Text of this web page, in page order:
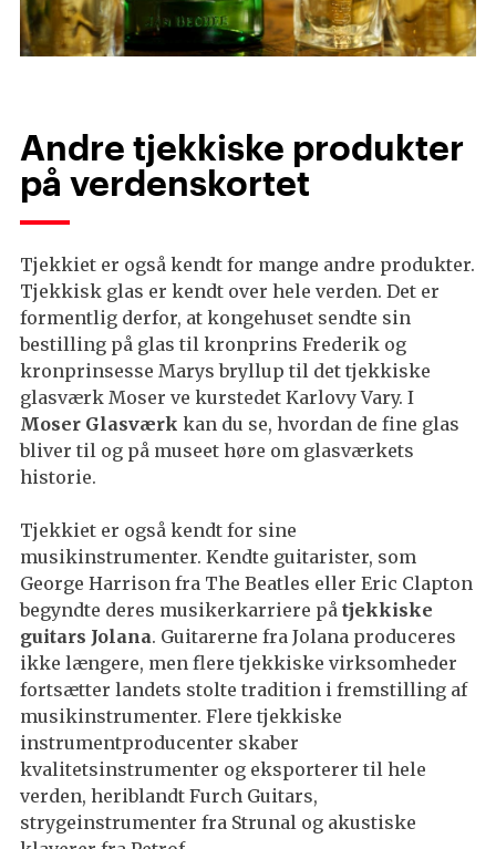
Andre tjekkiske produkter
på verdenskortet
Tjekkiet er også kendt for mange andre produkter.
Tjekkisk glas er kendt over hele verden. Det er
formentlig derfor, at kongehuset sendte sin
bestilling på glas til kronprins Frederik og
kronprinsesse Marys bryllup til det tjekkiske
glasværk Moser ve kurstedet Karlovy Vary. I
Moser Glasværk kan du se, hvordan de fine glas
bliver til og på museet høre om glasværkets
historie.
Tjekkiet er også kendt for sine
musikinstrumenter. Kendte guitarister, som
George Harrison fra The Beatles eller Eric Clapton
begyndte deres musikerkarriere på tjekkiske
guitars Jolana. Guitarerne fra Jolana produceres
ikke længere, men flere tjekkiske virksomheder
fortsætter landets stolte tradition i fremstilling af
musikinstrumenter. Flere tjekkiske
instrumentproducenter skaber
kvalitetsinstrumenter og eksporterer til hele
verden, heriblandt Furch Guitars,
strygeinstrumenter fra Strunal og akustiske